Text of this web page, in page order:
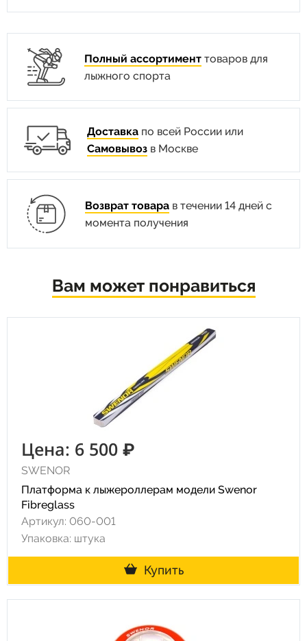
Полный ассортимент товаров для
лыжного спорта
Доставка по всей России или
Самовывоз в Москве
Возврат товарав течении 14 дней с
момента получения
Вам может понравиться
Цена: 6 500 ₽
SWENOR
Платформа к лыжероллерам модели Swenor
Fibreglass
Артикул: 060-001
Упаковка: штука
Купить